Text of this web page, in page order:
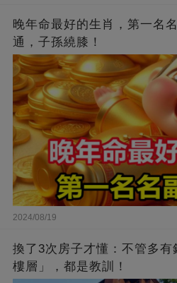
晚年命最好的生肖，第一名
通，子孫繞膝！
2024/08/19
換了3次房子才懂：不管多有
樓層」，都是教訓！